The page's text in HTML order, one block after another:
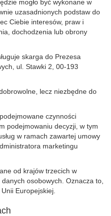
mogło być wykonane w
uzasadnionych podstaw do
Ciebie interesów, praw i
dochodzenia lub obrony
skarga do Prezesa
ul. Stawki 2, 00-193
lecz niezbędne do
czynności
podejmowaniu decyzji, w tym
w ramach zawartej umowy
marketingu
od krajów trzecich w
osobowych. Oznacza to,
Europejskiej.